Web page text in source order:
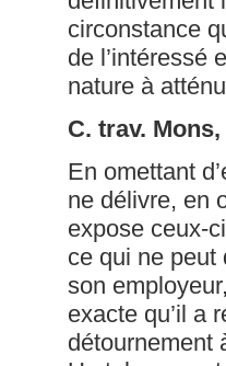
circonstance
de l’intéressé
nature à
C. trav. Mons,
En omettant
ne délivre, en
expose ceux-
ce qui ne peut
son
exacte qu’il a
détournement